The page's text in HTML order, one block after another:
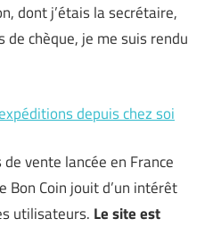
dont j’étais la secrétaire,
chèque, je me suis rendu
depuis chez soi
vente lancée en France
Bon Coin jouit d’un intérêt
utilisateurs. Le site est